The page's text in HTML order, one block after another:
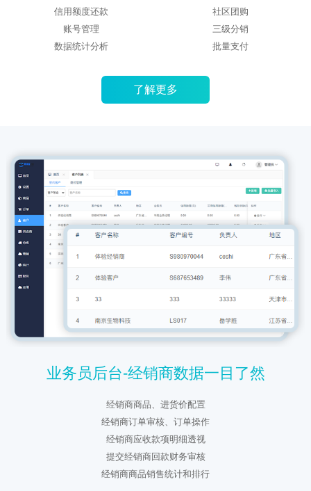
信用额度还款
社区团购
账号管理
三级分销
数据统计分析
批量支付
了解更多
业务员后台-经销商数据一目了然
经销商商品、进货价配置
经销商订单审核、订单操作
经销商应收款项明细透视
提交经销商回款财务审核
经销商商品销售统计和排行